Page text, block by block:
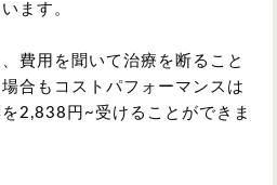
ます。
費用を聞いて治療を断ること
合もコストパフォーマンスは
2,838 円~受けることができま